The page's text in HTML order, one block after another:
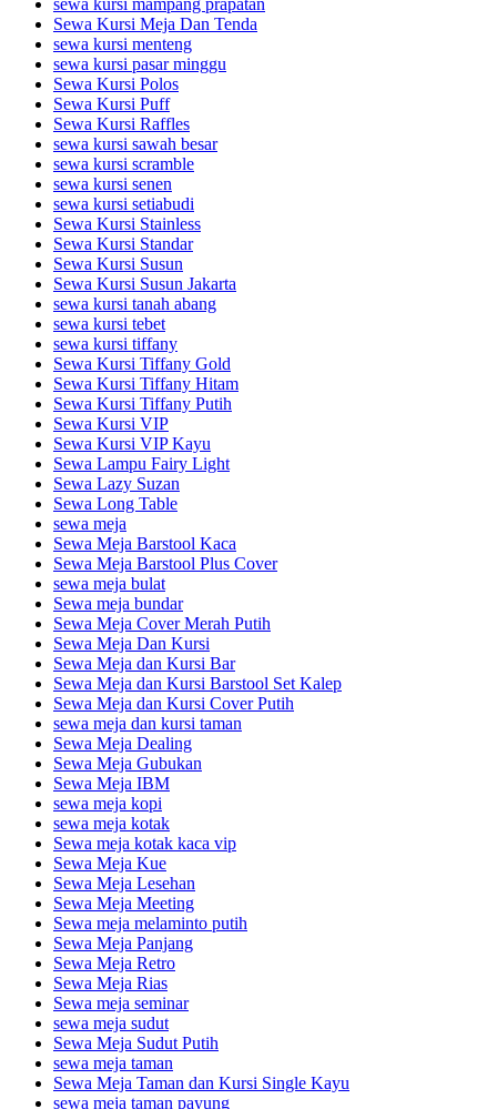
sewa kursi mampang prapatan
Sewa Kursi Meja Dan Tenda
sewa kursi menteng
sewa kursi pasar minggu
Sewa Kursi Polos
Sewa Kursi Puff
Sewa Kursi Raffles
sewa kursi sawah besar
sewa kursi scramble
sewa kursi senen
sewa kursi setiabudi
Sewa Kursi Stainless
Sewa Kursi Standar
Sewa Kursi Susun
Sewa Kursi Susun Jakarta
sewa kursi tanah abang
sewa kursi tebet
sewa kursi tiffany
Sewa Kursi Tiffany Gold
Sewa Kursi Tiffany Hitam
Sewa Kursi Tiffany Putih
Sewa Kursi VIP
Sewa Kursi VIP Kayu
Sewa Lampu Fairy Light
Sewa Lazy Suzan
Sewa Long Table
sewa meja
Sewa Meja Barstool Kaca
Sewa Meja Barstool Plus Cover
sewa meja bulat
Sewa meja bundar
Sewa Meja Cover Merah Putih
Sewa Meja Dan Kursi
Sewa Meja dan Kursi Bar
Sewa Meja dan Kursi Barstool Set Kalep
Sewa Meja dan Kursi Cover Putih
sewa meja dan kursi taman
Sewa Meja Dealing
Sewa Meja Gubukan
Sewa Meja IBM
sewa meja kopi
sewa meja kotak
Sewa meja kotak kaca vip
Sewa Meja Kue
Sewa Meja Lesehan
Sewa Meja Meeting
Sewa meja melaminto putih
Sewa Meja Panjang
Sewa Meja Retro
Sewa Meja Rias
Sewa meja seminar
sewa meja sudut
Sewa Meja Sudut Putih
sewa meja taman
Sewa Meja Taman dan Kursi Single Kayu
sewa meja taman payung